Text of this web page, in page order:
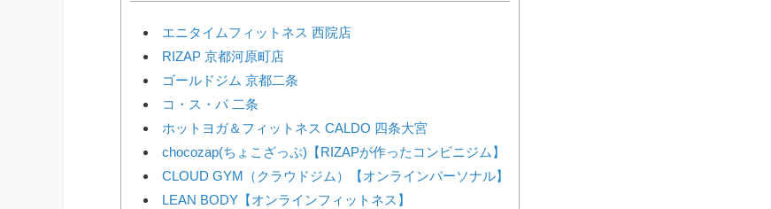
エニタイムフィットネス 西院店
RIZAP 京都河原町店
ゴールドジム 京都二条
コ・ス・パ 二条
ホットヨガ＆フィットネス CALDO 四条大宮
chocozap(ちょこざっぷ)【RIZAPが作ったコンビニジム】
CLOUD GYM（クラウドジム）【オンラインパーソナル】
LEAN BODY【オンラインフィットネス】